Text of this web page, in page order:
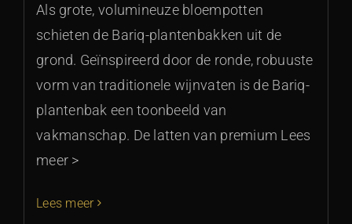
Als grote, volumineuze bloempotten
schieten de Bariq-plantenbakken uit de
grond. Geïnspireerd door de ronde, robuuste
vorm van traditionele wijnvaten is de Bariq-
plantenbak een toonbeeld van
vakmanschap. De latten van premium Lees
meer >
Lees meer